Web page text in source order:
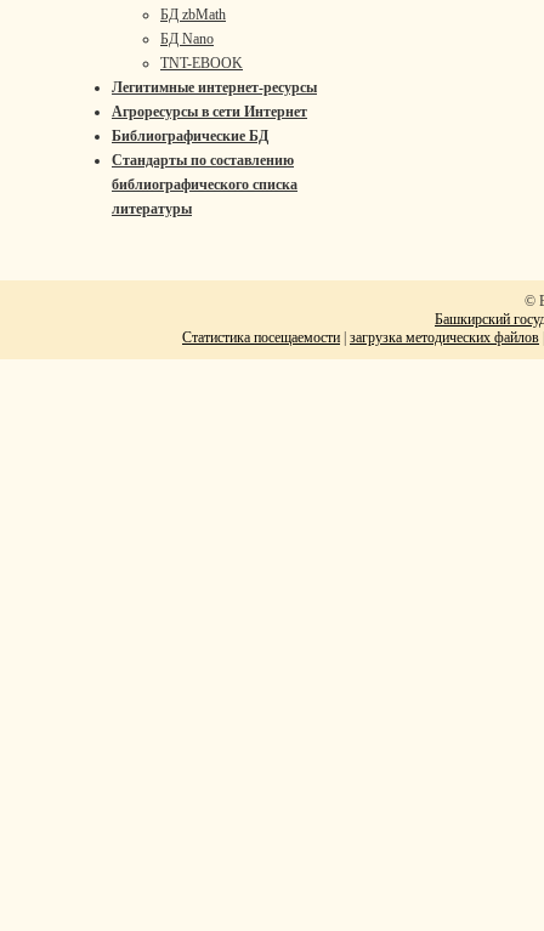
БД zbMath
БД Nano
TNT-EBOOK
Легитимные интернет-ресурсы
Агроресурсы в сети Интернет
Библиографические БД
Стандарты по составлению
библиографического списка
литературы
©
Башкирский
Статистика посещаемости загрузка методических файлов